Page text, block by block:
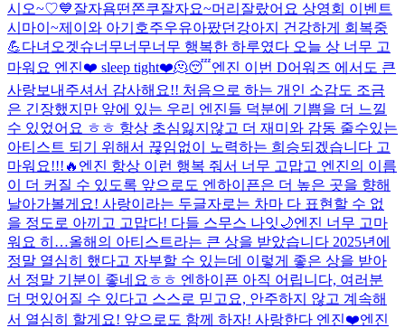
시오~♡💙잘자욤떤쫀쿠잘자요~머리잘랐어요 상영회 이벤트
시마이~제이와 아기호주우유아팠던강아지 건강하게 회복중
💪다녀오겟슈너무너무너무 행복한 하루였다 오늘 상 너무 고
마워요 엔진❤️ sleep tight❤️🫠😴엔진 이번 D어워즈 에서도 큰
사랑보내주셔서 감사해요!! 처음으로 하는 개인 소감도 조금
은 긴장했지만 앞에 있는 우리 엔진들 덕분에 기쁨을 더 느낄
수 있었어요 ㅎㅎ 항상 초심잃지않고 더 재미와 감동 줄수있는
아티스트 되기 위해서 끊임없이 노력하는 희승되겠습니다 고
마워요!!!🔥 엔진 항상 이런 행복 줘서 너무 고맙고 엔진의 이름
이 더 커질 수 있도록 앞으로도 엔하이픈은 더 높은 곳을 향해
날아가볼게요! 사랑이라는 두글자로는 차마 다 표현할 수 없
을 정도로 아끼고 고맙다! 다들 스무스 나잇🌙엔진 너무 고마
워요 히…올해의 아티스트라는 큰 상을 받았습니다 2025년에
정말 열심히 했다고 자부할 수 있는데 이렇게 좋은 상을 받아
서 정말 기분이 좋네요ㅎㅎ 엔하이픈 아직 어립니다, 여러분
더 멋있어질 수 있다고 스스로 믿고요, 안주하지 않고 계속해
서 열심히 할게요! 앞으로도 함께 하자! 사랑한다 엔진❤️엔진